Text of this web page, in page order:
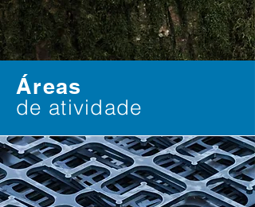
Áreas
de atividade